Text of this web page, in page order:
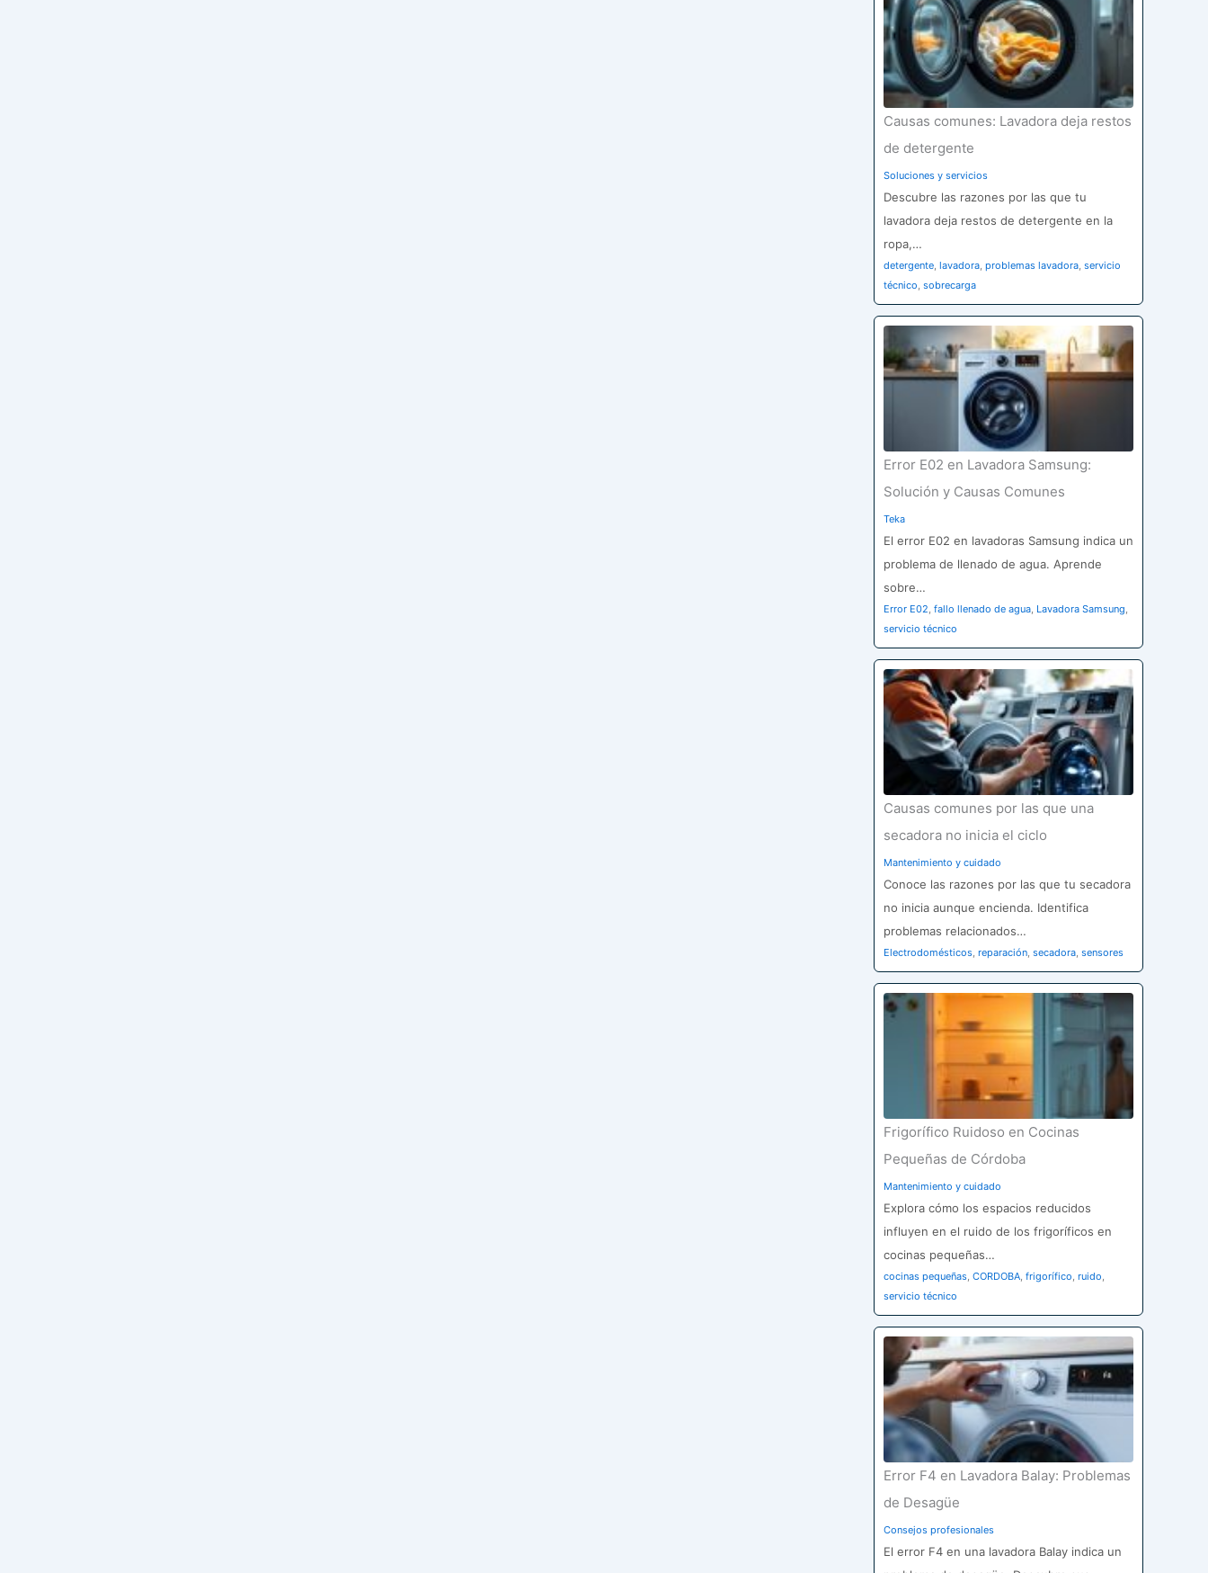
Causas comunes: Lavadora deja restos
de detergente
Soluciones y servicios
Descubre las razones por las que tu
lavadora deja restos de detergente en la
ropa,…
detergente, lavadora, problemas lavadora, servicio
técnico, sobrecarga
Error E02 en Lavadora Samsung:
Solución y Causas Comunes
Teka
El error E02 en lavadoras Samsung indica un
problema de llenado de agua. Aprende
sobre…
Error E02, fallo llenado de agua, Lavadora Samsung,
servicio técnico
Causas comunes por las que una
secadora no inicia el ciclo
Mantenimiento y cuidado
Conoce las razones por las que tu secadora
no inicia aunque encienda. Identifica
problemas relacionados…
Electrodomésticos, reparación, secadora, sensores
Frigorífico Ruidoso en Cocinas
Pequeñas de Córdoba
Mantenimiento y cuidado
Explora cómo los espacios reducidos
influyen en el ruido de los frigoríficos en
cocinas pequeñas…
cocinas pequeñas, CORDOBA, frigorífico, ruido,
servicio técnico
Error F4 en Lavadora Balay: Problemas
de Desagüe
Consejos profesionales
El error F4 en una lavadora Balay indica un